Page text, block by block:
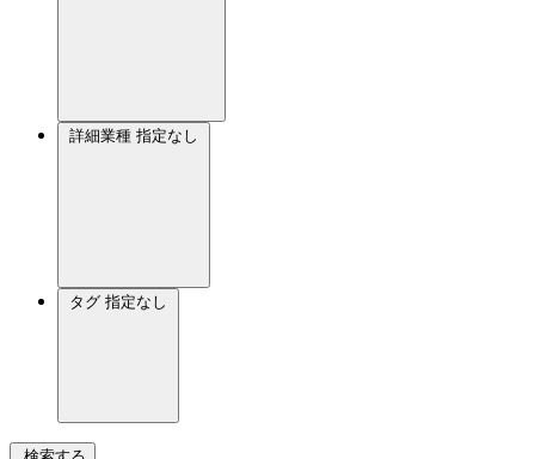
詳細業種 指定なし
タグ 指定なし